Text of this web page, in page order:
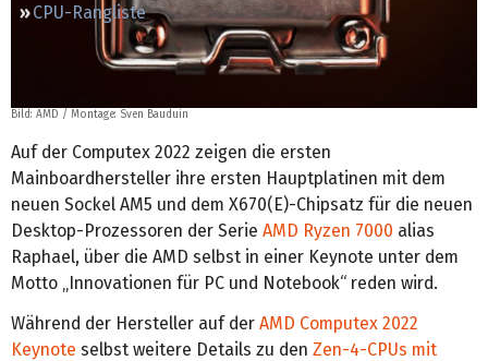
CPU-Rangliste
Bild: AMD / Montage: Sven Bauduin
Auf der Computex 2022 zeigen die ersten
Mainboardhersteller ihre ersten Hauptplatinen mit dem
neuen Sockel AM5 und dem X670(E)-Chipsatz für die neuen
Desktop-Prozessoren der Serie AMD Ryzen 7000 alias
Raphael, über die AMD selbst in einer Keynote unter dem
Motto „Innovationen für PC und Notebook“ reden wird.
Während der Hersteller auf der AMD Computex 2022
Keynote selbst weitere Details zu den Zen-4-CPUs mit